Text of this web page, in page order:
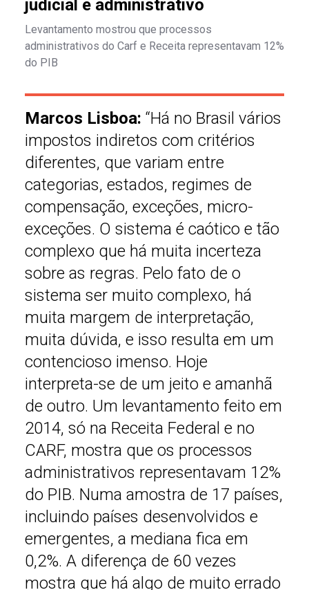
judicial e administrativo
Levantamento mostrou que processos
administrativos do Carf e Receita representavam 12%
do PIB
Marcos Lisboa: “Há no Brasil vários
impostos indiretos com critérios
diferentes, que variam entre
categorias, estados, regimes de
compensação, exceções, micro-
exceções. O sistema é caótico e tão
complexo que há muita incerteza
sobre as regras. Pelo fato de o
sistema ser muito complexo, há
muita margem de interpretação,
muita dúvida, e isso resulta em um
contencioso imenso. Hoje
interpreta-se de um jeito e amanhã
de outro. Um levantamento feito em
2014, só na Receita Federal e no
CARF, mostra que os processos
administrativos representavam 12%
do PIB. Numa amostra de 17 países,
incluindo países desenvolvidos e
emergentes, a mediana fica em
0,2%. A diferença de 60 vezes
mostra que há algo de muito errado